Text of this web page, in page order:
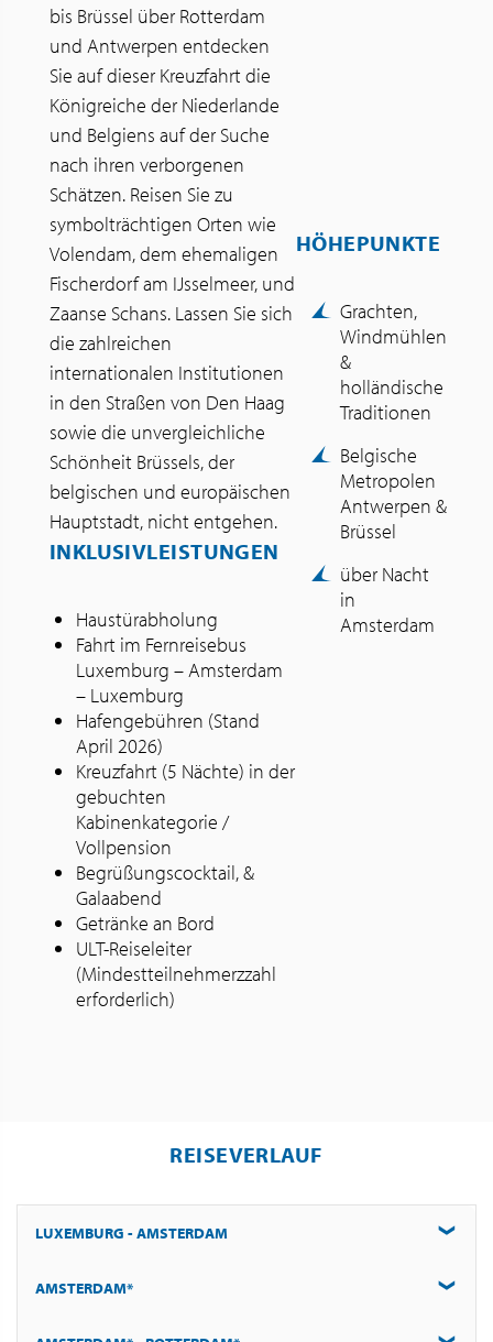
bis Brüssel über Rotterdam
und Antwerpen entdecken
Sie auf dieser Kreuzfahrt die
Königreiche der Niederlande
und Belgiens auf der Suche
nach ihren verborgenen
Schätzen. Reisen Sie zu
symbolträchtigen Orten wie
Volendam, dem ehemaligen
Fischerdorf am IJsselmeer, und
Zaanse Schans. Lassen Sie sich
die zahlreichen
internationalen Institutionen
in den Straßen von Den Haag
sowie die unvergleichliche
Schönheit Brüssels, der
belgischen und europäischen
Hauptstadt, nicht entgehen.
INKLUSIVLEISTUNGEN
Haustürabholung
Fahrt im Fernreisebus
Luxemburg – Amsterdam
– Luxemburg
Hafengebühren (Stand
April 2026)
Kreuzfahrt (5 Nächte) in der
gebuchten
Kabinenkategorie /
Vollpension
Begrüßungscocktail, &
Galaabend
Getränke an Bord
ULT-Reiseleiter
(Mindestteilnehmerzzahl
erforderlich)
HÖHEPUNKTE
Grachten,
Windmühlen
&
holländische
Traditionen
Belgische
Metropolen
Antwerpen &
Brüssel
über Nacht
in
Amsterdam
REISEVERLAUF
LUXEMBURG - AMSTERDAM
Haustürabholung und Transfer im Fernreisebus nach
AMSTERDAM*